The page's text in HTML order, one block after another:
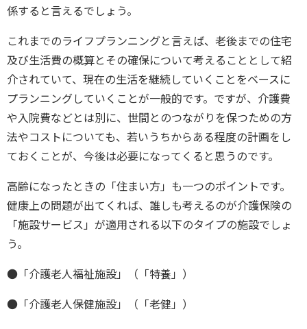
係すると言えるでしょう。
これまでのライフプランニングと言えば、老後までの住宅
及び生活費の概算とその確保について考えることとして紹
介されていて、現在の生活を継続していくことをベースに
プランニングしていくことが一般的です。ですが、介護費
や入院費などとは別に、世間とのつながりを保つための方
法やコストについても、若いうちからある程度の計画をし
ておくことが、今後は必要になってくると思うのです。
高齢になったときの「住まい方」も一つのポイントです。
健康上の問題が出てくれば、誰しも考えるのが介護保険の
「施設サービス」が適用される以下のタイプの施設でしょ
う。
●「介護老人福祉施設」（「特養」）
●「介護老人保健施設」（「老健」）